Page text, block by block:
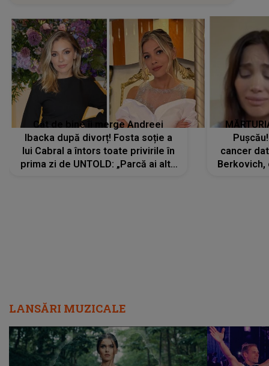
Cât de bine îi merge Andreei
Ibacka după divorț! Fosta soție a
lui Cabral a întors toate privirile în
prima zi de UNTOLD: „Parcă ai altă
cancer
Berkovich,
LANSĂRI MUZICALE